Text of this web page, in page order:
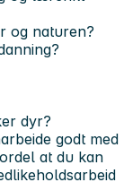
og naturen?
dyr?
godt med
at du kan